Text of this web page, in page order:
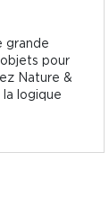
grande
pour
Nature &
logique